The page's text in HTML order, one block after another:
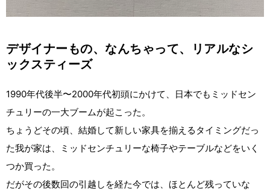
デザイナーもの、なんちゃって、リアルなシ
ックスティーズ
1990年代後半〜2000年代初頭にかけて、日本でもミッドセン
チュリーの一大ブームが起こった。
ちょうどその頃、結婚して新しい家具を揃えるタイミングだっ
た我が家は、ミッドセンチュリーな椅子やテーブルなどをいく
つか買った。
だがその後数回の引越しを経た今では、ほとんど残っていな